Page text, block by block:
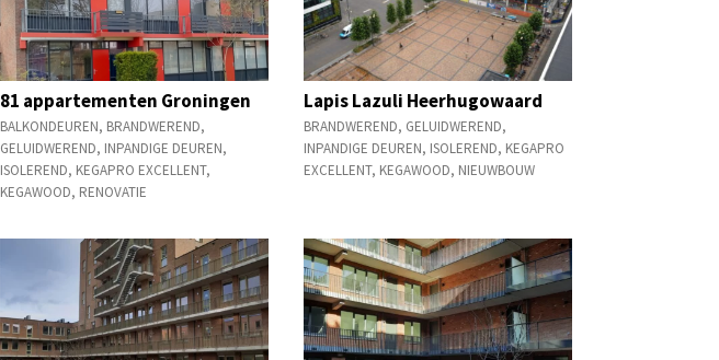
81 appartementen Groningen
BALKONDEUREN, BRANDWEREND,
GELUIDWEREND, INPANDIGE DEUREN,
ISOLEREND, KEGAPRO EXCELLENT,
KEGAWOOD, RENOVATIE
Lapis Lazuli Heerhugowaard
BRANDWEREND, GELUIDWEREND,
INPANDIGE DEUREN, ISOLEREND, KEGAPRO
EXCELLENT, KEGAWOOD, NIEUWBOUW